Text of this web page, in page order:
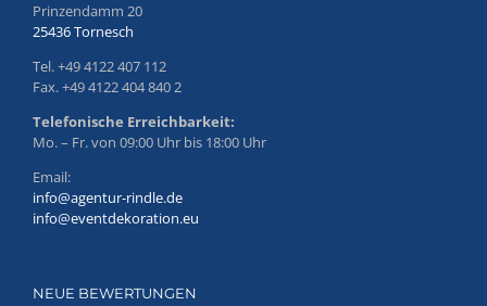
Prinzendamm 20
25436 Tornesch
Tel. +49 4122 407 112
Fax. +49 4122 404 840 2
Telefonische Erreichbarkeit:
Mo. – Fr. von 09:00 Uhr bis 18:00 Uhr
Email:
info@agentur-rindle.de
info@eventdekoration.eu
NEUE BEWERTUNGEN